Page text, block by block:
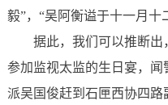
毅”，“吴阿衡谥于十一月十
据此，我们可以推断
参加监视太监的生日宴，
派吴国俊赶到石匣西协四路